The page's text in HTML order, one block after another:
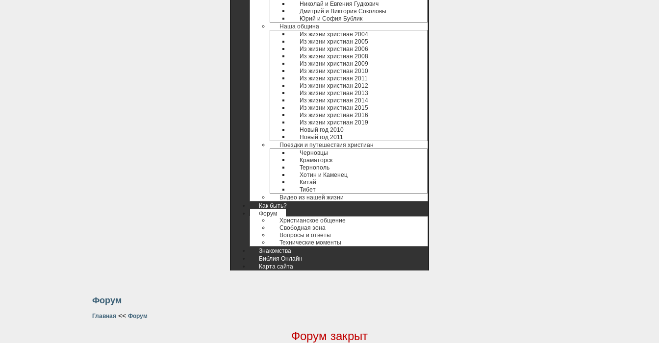
Николай и Евгения Гудкович
Дмитрий и Виктория Соколовы
Юрий и София Бублик
Наша община
Из жизни христиан 2004
Из жизни христиан 2005
Из жизни христиан 2006
Из жизни христиан 2008
Из жизни христиан 2009
Из жизни христиан 2010
Из жизни христиан 2011
Из жизни христиан 2012
Из жизни христиан 2013
Из жизни христиан 2014
Из жизни христиан 2015
Из жизни христиан 2016
Из жизни христиан 2019
Новый год 2010
Новый год 2011
Поездки и путешествия христиан
Черновцы
Краматорск
Тернополь
Хотин и Каменец
Китай
Тибет
Видео из нашей жизни
Как быть?
Форум
Христианское общение
Свободная зона
Вопросы и ответы
Технические моменты
Знакомства
Библия Онлайн
Карта сайта
Форум
Главная << Форум
Форум закрыт